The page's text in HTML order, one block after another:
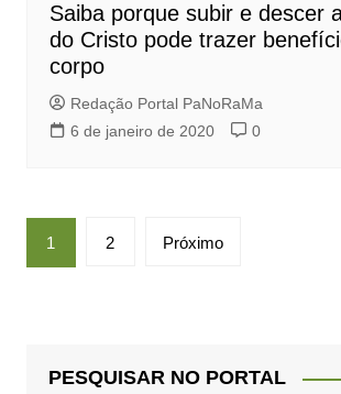
Saiba porque subir e descer
do Cristo pode trazer
corpo
Redação Portal PaNoRaMa
6 de janeiro de 2020
0
Paginação
de
1 2 Próximo
PESQUISAR NO PORTAL